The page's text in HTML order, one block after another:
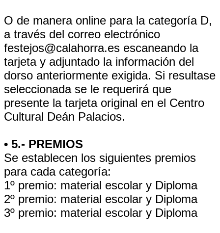
O de manera online para la categoría D,
a través del correo electrónico
festejos@calahorra.es escaneando la
tarjeta y adjuntado la información del
dorso anteriormente exigida. Si resultase
seleccionada se le requerirá que
presente la tarjeta original en el Centro
Cultural Deán Palacios.
• 5.- PREMIOS
Se establecen los siguientes premios
para cada categoría:
1º premio: material escolar y Diploma
2º premio: material escolar y Diploma
3º premio: material escolar y Diploma